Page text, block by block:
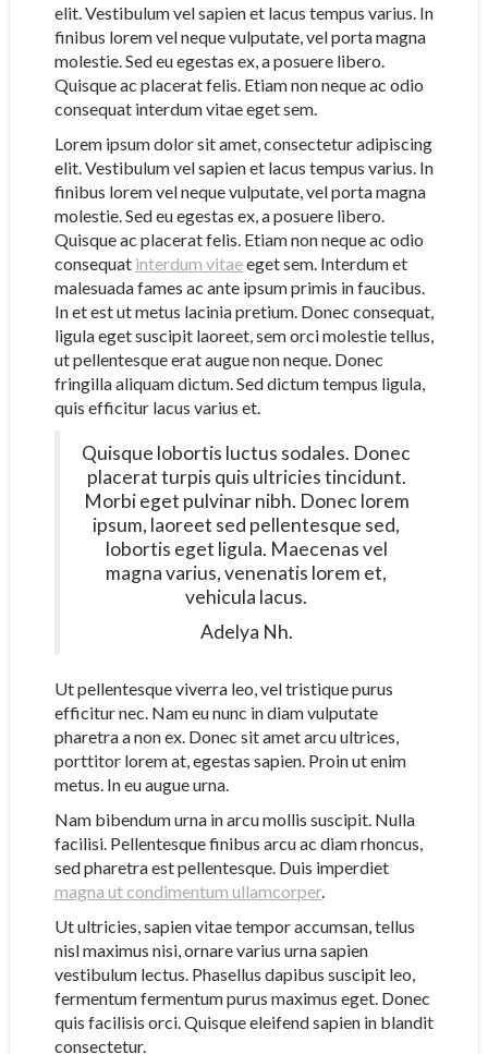
elit. Vestibulum vel sapien et lacus tempus varius. In
finibus lorem vel neque vulputate, vel porta magna
molestie. Sed eu egestas ex, a posuere libero.
Quisque ac placerat felis. Etiam non neque ac odio
consequat interdum vitae eget sem.
Lorem ipsum dolor sit amet, consectetur adipiscing
elit. Vestibulum vel sapien et lacus tempus varius. In
finibus lorem vel neque vulputate, vel porta magna
molestie. Sed eu egestas ex, a posuere libero.
Quisque ac placerat felis. Etiam non neque ac odio
consequat interdum vitaeeget sem. Interdum et
malesuada fames ac ante ipsum primis in faucibus.
In et est ut metus lacinia pretium. Donec consequat,
ligula eget suscipit laoreet, sem orci molestie tellus,
ut pellentesque erat augue non neque. Donec
fringilla aliquam dictum. Sed dictum tempus ligula,
quis efficitur lacus varius et.
Quisque lobortis luctus sodales. Donec
placerat turpis quis ultricies tincidunt.
Morbi eget pulvinar nibh. Donec lorem
ipsum, laoreet sed pellentesque sed,
lobortis eget ligula. Maecenas vel
magna varius, venenatis lorem et,
vehicula lacus.
Adelya Nh.
Ut pellentesque viverra leo, vel tristique purus
efficitur nec. Nam eu nunc in diam vulputate
pharetra a non ex. Donec sit amet arcu ultrices,
porttitor lorem at, egestas sapien. Proin ut enim
metus. In eu augue urna.
Nam bibendum urna in arcu mollis suscipit. Nulla
facilisi. Pellentesque finibus arcu ac diam rhoncus,
sed pharetra est pellentesque. Duis imperdiet
magna ut condimentum ullamcorper.
Ut ultricies, sapien vitae tempor accumsan, tellus
nisl maximus nisi, ornare varius urna sapien
vestibulum lectus. Phasellus dapibus suscipit leo,
fermentum fermentum purus maximus eget. Donec
quis facilisis orci. Quisque eleifend sapien in blandit
consectetur.